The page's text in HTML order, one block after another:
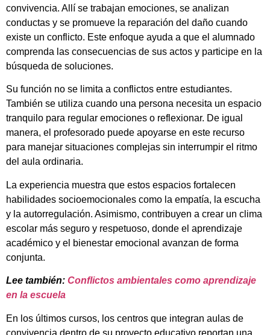
convivencia. Allí se trabajan emociones, se analizan
conductas y se promueve la reparación del daño cuando
existe un conflicto. Este enfoque ayuda a que el alumnado
comprenda las consecuencias de sus actos y participe en la
búsqueda de soluciones.
Su función no se limita a conflictos entre estudiantes.
También se utiliza cuando una persona necesita un espacio
tranquilo para regular emociones o reflexionar. De igual
manera, el profesorado puede apoyarse en este recurso
para manejar situaciones complejas sin interrumpir el ritmo
del aula ordinaria.
La experiencia muestra que estos espacios fortalecen
habilidades socioemocionales como la empatía, la escucha
y la autorregulación. Asimismo, contribuyen a crear un clima
escolar más seguro y respetuoso, donde el aprendizaje
académico y el bienestar emocional avanzan de forma
conjunta.
Lee también: Conflictos ambientales como aprendizaje
en la escuela
En los últimos cursos, los centros que integran aulas de
convivencia dentro de su proyecto educativo reportan una